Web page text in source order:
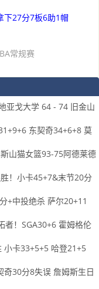
下27分7板6助1帽
常规赛
亚戈大学 64 - 74 旧金山
东契奇34+6+8 莫
山猫女篮93-75阿德莱德
！小卡45+7&末节20分
+中投绝杀 萨尔20+11
者！SGA30+6 霍姆格伦
卡33+5+5 哈登21+5
30分8失误 詹姆斯生日